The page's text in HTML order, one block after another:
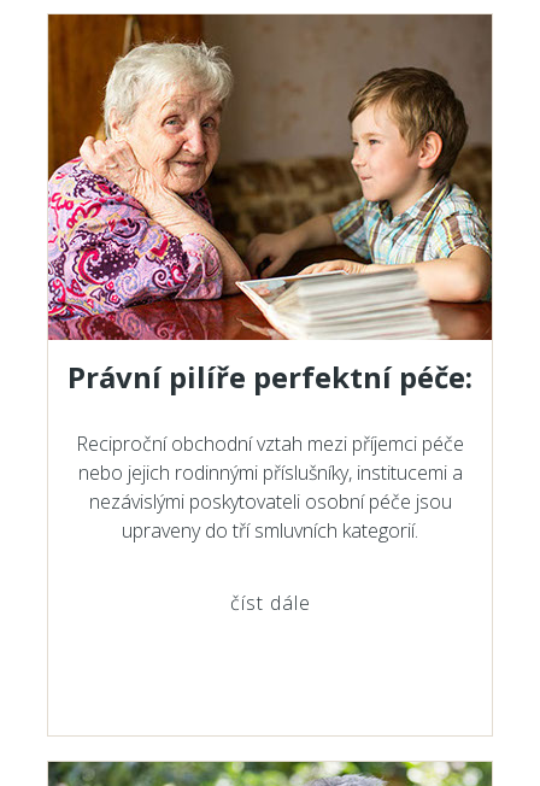
Právní pilíře perfektní péče:
Reciproční obchodní vztah mezi příjemci péče
nebo jejich rodinnými příslušníky, institucemi a
nezávislými poskytovateli osobní péče jsou
upraveny do tří smluvních kategorií.
číst dále